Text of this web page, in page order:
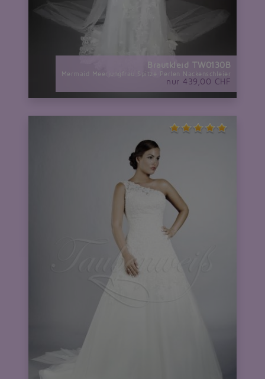
Brautkleid TW0130B
Mermaid Meerjungfrau Spitze Perlen Nackenschleier
nur 439,00 CHF